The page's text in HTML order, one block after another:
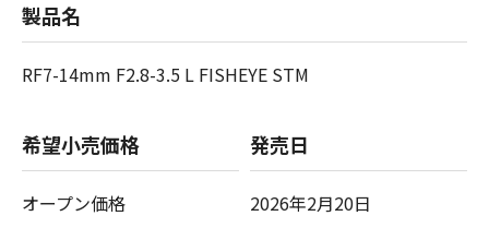
製品名
RF7-14mm F2.8-3.5 L FISHEYE STM
希望小売価格
オープン価格
発売日
2026年2月20日